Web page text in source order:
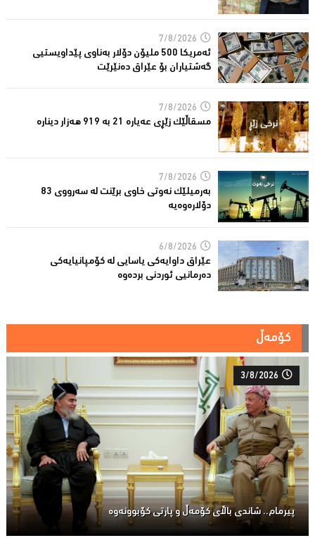
7/8/2026
ئەمریكا 500 ملیۆن دۆلار بەناوى پێداویستیی
گەشتیاران بۆ عێراق دەنێرێت
7/8/2026
مسقاڵێک زێڕی عەیارە 21 بە 919 هەزار دینارە
7/8/2026
بەرمیلێک نەوتى خاوى برێنت لە سەرووى 83
دۆلارەوەیە
6/8/2026
عێراق داوایەکی یاسایی لە کۆمپانیایه‌كی
دەرمانیى ئوردنی بردەوە
کۆمەڵ
3/8/2026
پیرمام.. شاندی باڵای كۆمه‌ڵ و پارتی كۆبوونه‌وه‌